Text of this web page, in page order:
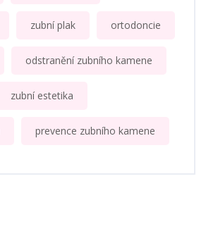
zubní plak ortodoncie
odstranění zubního kamene
zubní estetika
prevence zubního kamene